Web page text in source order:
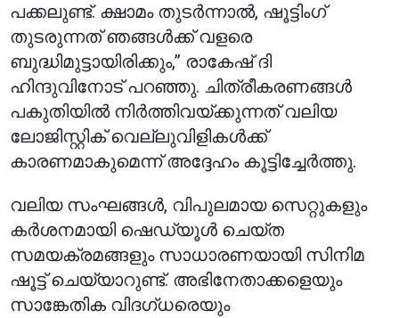
പക്കലുണ്ട്. ക്ഷാമം തുടർന്നാൽ, ഷൂട്ടിംഗ്
തുടരുന്നത് ഞങ്ങൾക്ക് വളരെ
ബുദ്ധിമുട്ടായിരിക്കും,” രാകേഷ് ദി
ഹിന്ദുവിനോട് പറഞ്ഞു. ചിത്രീകരണങ്ങൾ
പകുതിയിൽ നിർത്തിവയ്ക്കുന്നത് വലിയ
ലോജിസ്റ്റിക് വെല്ലുവിളികൾക്ക്
കാരണമാകുമെന്ന് അദ്ദേഹം കൂട്ടിച്ചേർത്തു.
വലിയ സംഘങ്ങൾ, വിപുലമായ സെറ്റുകളും
കർശനമായി ഷെഡ്യൂൾ ചെയ്ത
സമയക്രമങ്ങളും സാധാരണയായി സിനിമ
ഷൂട്ട് ചെയ്യാറുണ്ട്. അഭിനേതാക്കളെയും
സാങ്കേതിക വിദഗ്ധരെയും